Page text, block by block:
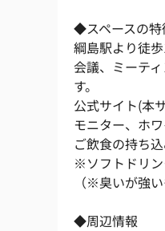
◆スペースの特
綱島駅より徒
会議、ミーテ
す。
公式サイト(本
モニター、ホ
ご飲食の持ち
※ソフトドリン
（※臭いが強
◆周辺情報